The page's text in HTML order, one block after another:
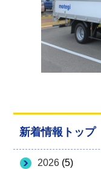
新着情報トップ
2026 (5)